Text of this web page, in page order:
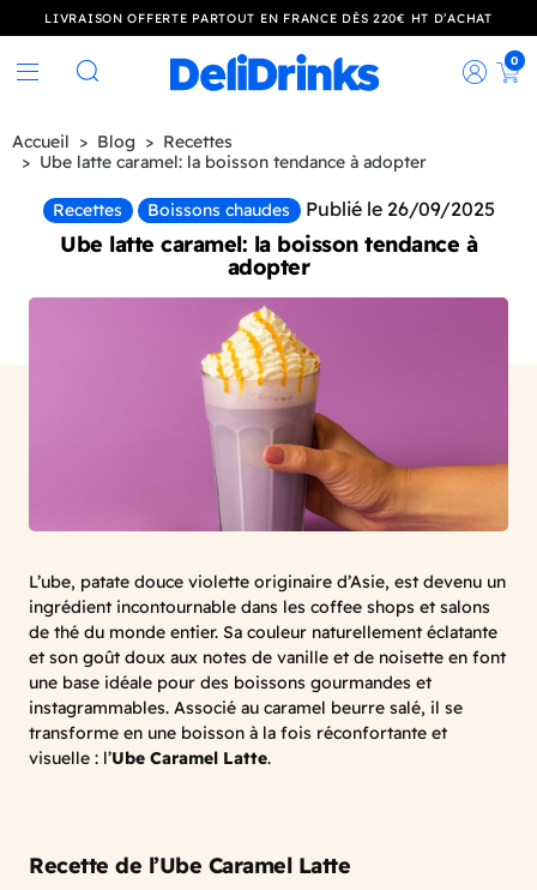
LIVRAISON OFFERTE PARTOUT EN FRANCE DÈS 220€ HT D’ACHAT
Rechercher
0
Accueil Blog
Recettes
Ube latte caramel: la boisson tendance à adopter
Recettes Boissons chaudes Publié le 26/09/2025
Ube latte caramel: la boisson tendance à
adopter
L’ube, patate douce violette originaire d’Asie, est devenu un
ingrédient incontournable dans les coffee shops et salons
de thé du monde entier. Sa couleur naturellement éclatante
et son goût doux aux notes de vanille et de noisette en font
une base idéale pour des boissons gourmandes et
instagrammables. Associé au caramel beurre salé, il se
transforme en une boisson à la fois réconfortante et
visuelle : l’Ube Caramel Latte.
Recette de l’Ube Caramel Latte